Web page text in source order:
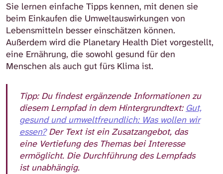
Sie lernen einfache Tipps kennen, mit denen sie
beim Einkaufen die Umweltauswirkungen von
Lebensmitteln besser einschätzen können.
Außerdem wird die Planetary Health Diet vorgestellt,
eine Ernährung, die sowohl gesund für den
Menschen als auch gut fürs Klima ist.
Tipp: Du findest ergänzende Informationen zu
diesem Lernpfad in dem Hintergrundtext: Gut,
gesund und umweltfreundlich: Was wollen wir
essen?Der Text ist ein Zusatzangebot, das
eine Vertiefung des Themas bei Interesse
ermöglicht. Die Durchführung des Lernpfads
ist unabhängig.